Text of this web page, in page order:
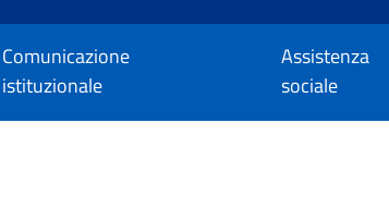
Comunicazione
istituzionale
Assistenza
sociale